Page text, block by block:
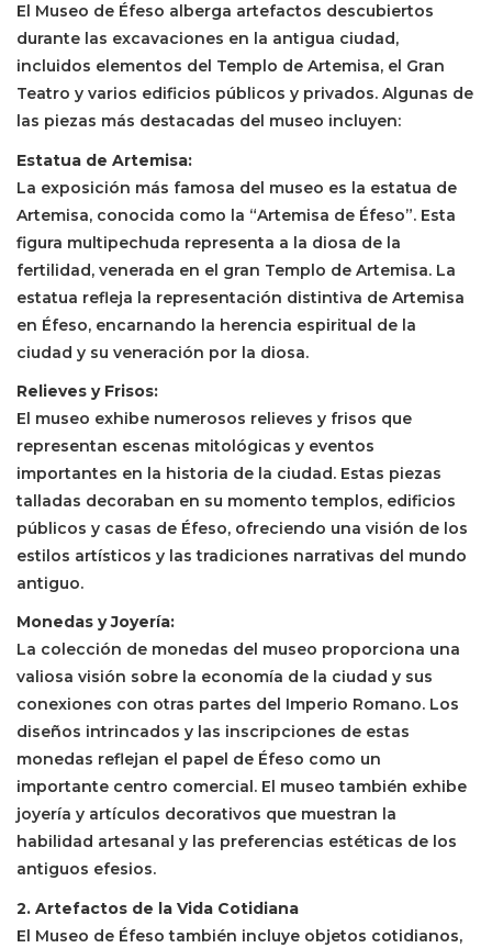
El Museo de Éfeso alberga artefactos descubiertos
durante las excavaciones en la antigua ciudad,
incluidos elementos del Templo de Artemisa, el Gran
Teatro y varios edificios públicos y privados. Algunas de
las piezas más destacadas del museo incluyen:
Estatua de Artemisa:
La exposición más famosa del museo es la estatua de
Artemisa, conocida como la “Artemisa de Éfeso”. Esta
figura multipechuda representa a la diosa de la
fertilidad, venerada en el gran Templo de Artemisa. La
estatua refleja la representación distintiva de Artemisa
en Éfeso, encarnando la herencia espiritual de la
ciudad y su veneración por la diosa.
Relieves y Frisos:
El museo exhibe numerosos relieves y frisos que
representan escenas mitológicas y eventos
importantes en la historia de la ciudad. Estas piezas
talladas decoraban en su momento templos, edificios
públicos y casas de Éfeso, ofreciendo una visión de los
estilos artísticos y las tradiciones narrativas del mundo
antiguo.
Monedas y Joyería:
La colección de monedas del museo proporciona una
valiosa visión sobre la economía de la ciudad y sus
conexiones con otras partes del Imperio Romano. Los
diseños intrincados y las inscripciones de estas
monedas reflejan el papel de Éfeso como un
importante centro comercial. El museo también exhibe
joyería y artículos decorativos que muestran la
habilidad artesanal y las preferencias estéticas de los
antiguos efesios.
2. Artefactos de la Vida Cotidiana
El Museo de Éfeso también incluye objetos cotidianos,